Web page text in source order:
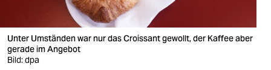
verlag
verlag
Unter Umständen war nur das Croissant gewollt, der Kaffee aber
gerade im Angebot
Bild: dpa